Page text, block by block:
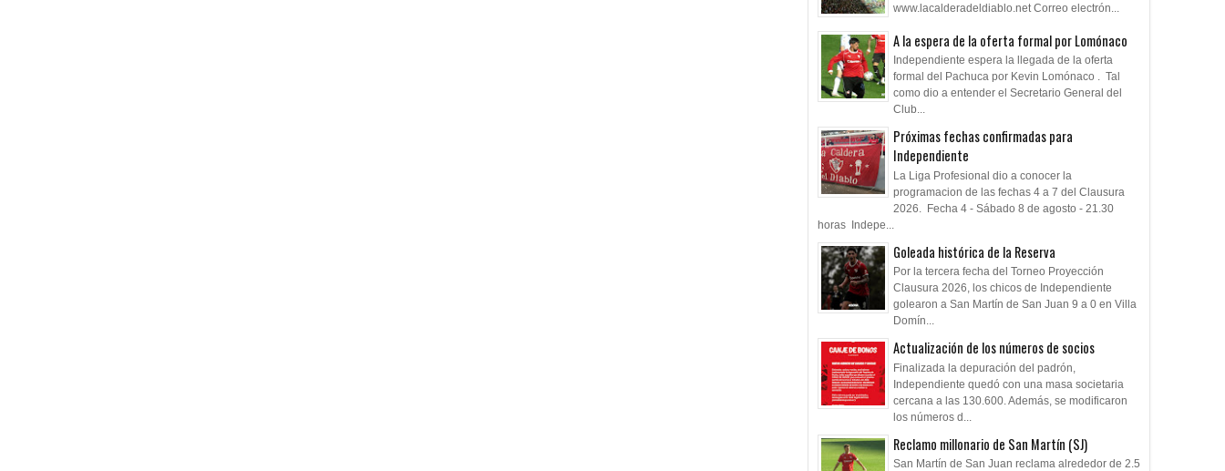
www.lacalderadeldiablo.net Correo electrón...
A la espera de la oferta formal por Lomónaco
Independiente espera la llegada de la oferta
formal del Pachuca por Kevin Lomónaco . Tal
como dio a entender el Secretario General del
Club...
Próximas fechas confirmadas para
Independiente
La Liga Profesional dio a conocer la
programacion de las fechas 4 a 7 del Clausura
2026. Fecha 4 - Sábado 8 de agosto - 21.30
horas Indepe...
Goleada histórica de la Reserva
Por la tercera fecha del Torneo Proyección
Clausura 2026, los chicos de Independiente
golearon a San Martín de San Juan 9 a 0 en Villa
Domín...
Actualización de los números de socios
Finalizada la depuración del padrón,
Independiente quedó con una masa societaria
cercana a las 130.600. Además, se modificaron
los números d...
Reclamo millonario de San Martín (SJ)
San Martín de San Juan reclama alrededor de 2.5